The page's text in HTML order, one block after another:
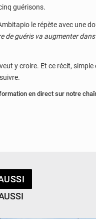
guérisons.
le répète avec une
de guéris va augmenter
y croire. Et ce récit, simple
en direct sur notre